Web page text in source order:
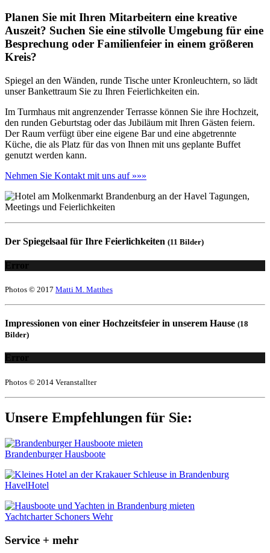
Planen Sie mit Ihren Mitarbeitern eine kreative
Auszeit? Suchen Sie eine stilvolle Umgebung für eine
Besprechung oder Familienfeier in einem größeren
Kreis?
Spiegel an den Wänden, runde Tische unter Kronleuchtern, so lädt
unser Bankettraum Sie zu Ihren Feierlichkeiten ein.
Im Turmhaus mit angrenzender Terrasse können Sie ihre Hochzeit,
den runden Geburtstag oder das Jubiläum mit Ihren Gästen feiern.
Der Raum verfügt über eine eigene Bar und eine abgetrennte
Küche, die als Platz für das von Ihnen mit uns geplante Buffet
genutzt werden kann.
Nehmen Sie Kontakt mit uns auf »»»
Der Spiegelsaal für Ihre Feierlichkeiten (11 Bilder)
Error
Photos © 2017 Matti M. Matthes
Impressionen von einer Hochzeitsfeier in unserem Hause (18
Bilder)
Error
Photos © 2014 Veranstallter
Unsere Empfehlungen für Sie:
Brandenburger Hausboote
HavelHotel
Yachtcharter Schoners Wehr
Service + mehr